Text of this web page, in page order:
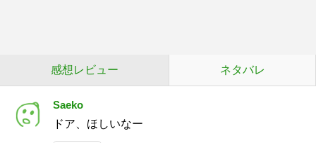
感想レビュー ネタバレ
Saeko
ドア、ほしいなー